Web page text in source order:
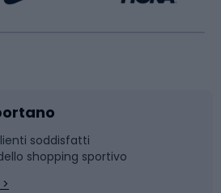
soddisfatti
shopping sportivo